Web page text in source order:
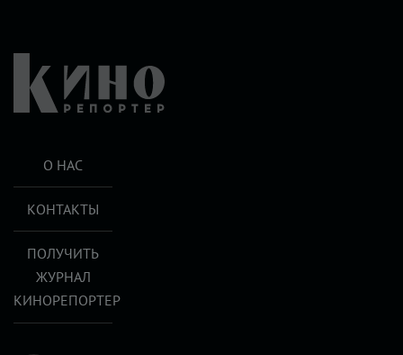
О НАС
КОНТАКТЫ
ПОЛУЧИТЬ
ЖУРНАЛ
КИНОРЕПОРТЕР